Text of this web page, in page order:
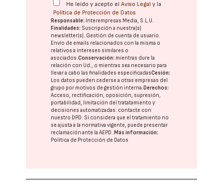
He leído y acepto elAviso Legal y la
Política de Protección de Datos
Responsable: Interempresas Media, S.L.U.
Finalidades: Suscripción a nuestra(s)
newsletter(s). Gestión de cuenta de usuario.
Envío de emails relacionados con la misma o
relativos a intereses similares o
asociados.Conservación: mientras dure la
relación con Ud., o mientras sea necesario para
llevar a cabo las finalidades especificadasCesión:
Los datos pueden cederse a otras empresas del
grupo por motivos de gestión interna. Derechos:
Acceso, rectificación, oposición, supresión,
portabilidad, limitación del tratatamiento y
decisiones automatizadas: contacte con
nuestro DPD. Si considera que el tratamiento no
se ajusta a la normativa vigente, puede presentar
reclamación ante laAEPD. Más información:
Política de Protección de Datos